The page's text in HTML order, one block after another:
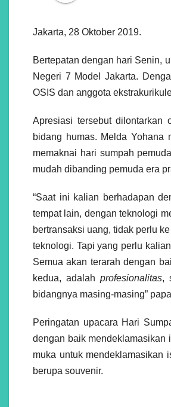
Jakarta, 28 Oktober 2019.
Bertepatan dengan hari Senin,
Negeri 7 Model Jakarta.
OSIS dan anggota
Apresiasi tersebut dilontarkan
bidang humas. Melda Yohana
memaknai hari sumpah
mudah dibanding pemuda era
“Saat ini kalian berhadapan
tempat lain, dengan teknologi
bertransaksi uang, tidak perlu
teknologi. Tapi yang perlu
Semua akan terarah dengan
kedua, adalah profesionalitas,
bidangnya masing-masing”
Peringatan upacara Hari
dengan baik mendeklamasikan
muka untuk mendeklamasikan
berupa souvenir.